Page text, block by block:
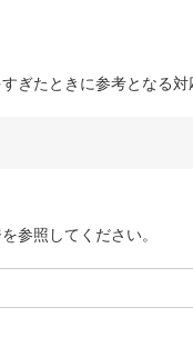
ぎたときに参考となる対
参照してください。